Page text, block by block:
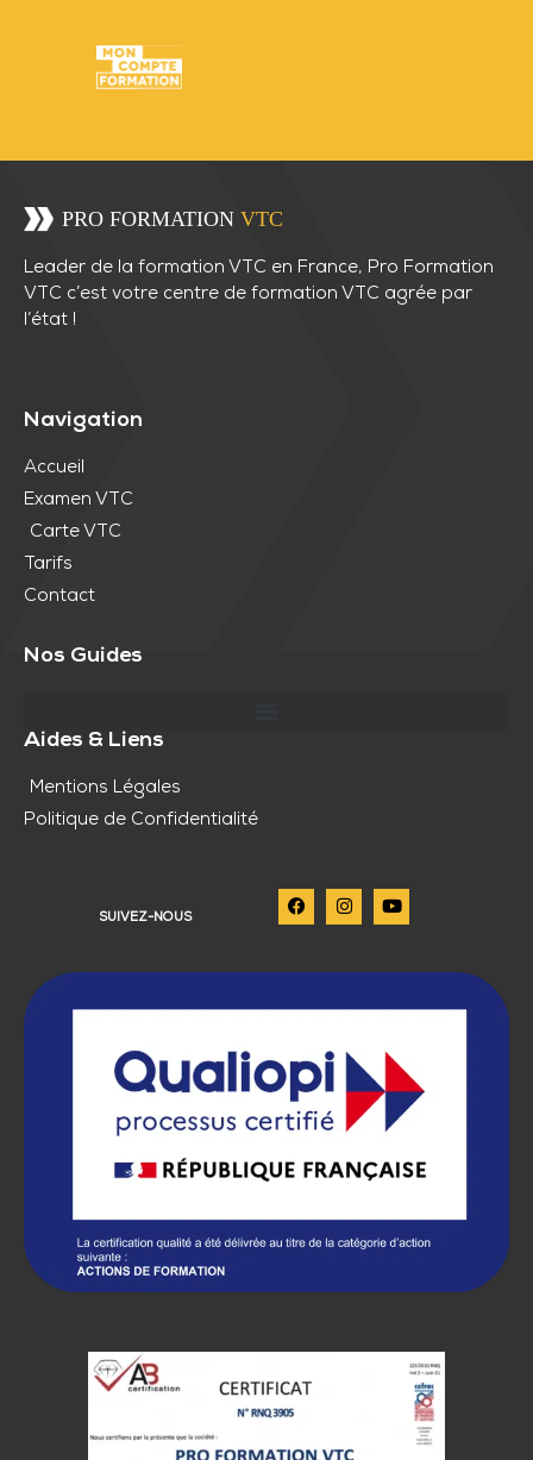
Leader de la formation VTC en France, Pro Formation
VTC c’est votre centre de formation VTC agrée par
l’état !
Navigation
Accueil
Examen VTC
Carte VTC
Tarifs
Contact
Nos Guides
Aides & Liens
Mentions Légales
Politique de Confidentialité
SUIVEZ-NOUS